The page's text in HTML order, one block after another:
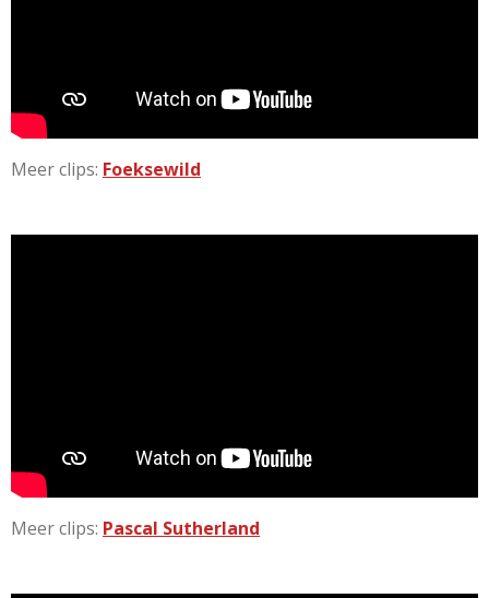
Meer clips: Foeksewild
Meer clips: Pascal Sutherland